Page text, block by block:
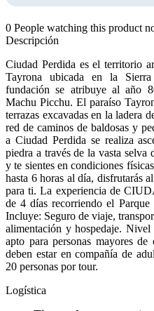
0 People watching this product
Descripción
Ciudad Perdida es el territorio
Tayrona ubicada en la
fundación se atribuye al año
Machu Picchu. El paraíso
terrazas excavadas en la ladera
red de caminos de baldosas y
a Ciudad Perdida se realiza
piedra a través de la vasta selva
y te sientes en condiciones
hasta 6 horas al día, disfrutarás
para ti. La experiencia de
de 4 días recorriendo el
Incluye: Seguro de viaje,
alimentación y hospedaje.
apto para personas mayores
deben estar en compañía de
20 personas por tour.
Logística